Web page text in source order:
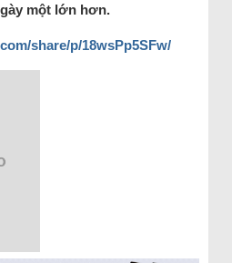
một lớn hơn.
share/p/18wsPp5SFw/